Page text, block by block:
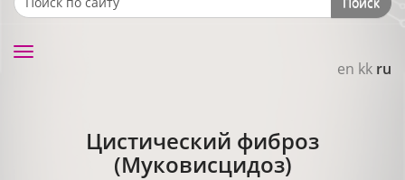
Search form
en kk ru
Toggle
Цистический фиброз
(Муковисцидоз)